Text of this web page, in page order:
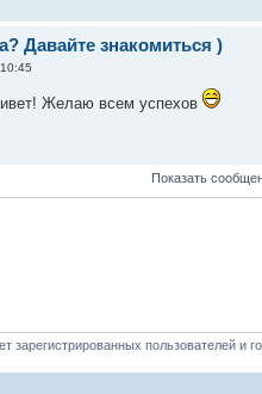
Давайте знакомиться )
Желаю всем успехов
Показать
зарегистрированных пользователей и